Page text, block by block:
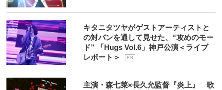
キタニタツヤがゲストアーティストと
の対バンを通して見せた、“攻めのモー
ド” 「Hugs Vol.6」神戸公演＜ライブ
レポート＞
P R
主演・森七菜×長久允監督『炎上』 歌